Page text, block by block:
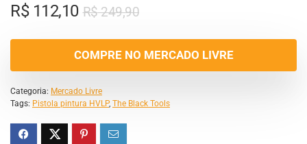
R$249,90
R$112,10
COMPRE NO MERCADO LIVRE
Categoria: Mercado Livre
Tags: Pistola pintura HVLP, The Black Tools